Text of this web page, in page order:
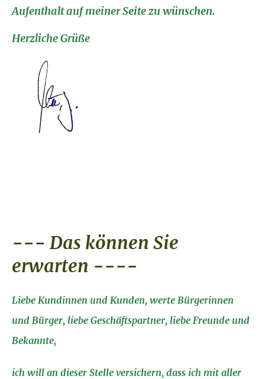
Aufenthalt auf meiner Seite zu wün­schen.
Herzliche Grüße
--- Das können Sie
erwarten ----
Liebe Kundinnen und Kunden, werte Bürgerinnen
und Bürger, liebe Geschäftspartner, liebe Freunde und
Bekannte,
ich will an dieser Stelle ver­sichern, dass ich mit aller